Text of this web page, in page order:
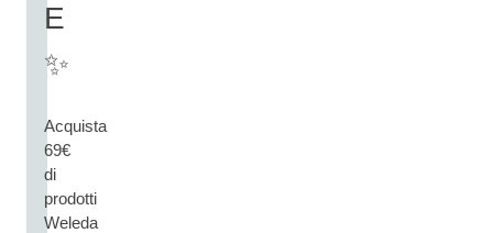
E
✨
Acquista
69€
di
prodotti
Weleda